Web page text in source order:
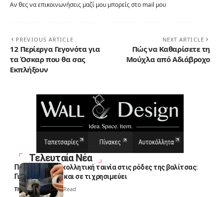
Αν θες να επικοινωνήσεις μαζί μου μπορείς στο mail μου
PREVIOUS ARTICLE
12 Περίεργα Γεγονότα για
τα Όσκαρ που θα σας
Εκπλήξουν
NEXT ARTICLE
Πώς να Καθαρίσετε τη
Μούχλα από Αδιάβροχο
Τελευταία Νέα
Πολλοί βάζουν κολλητική ταινία στις ρόδες της βαλίτσας:
Γιατί το κάνουν και σε τι χρησιμεύει
Thali Ombre4 Min Read